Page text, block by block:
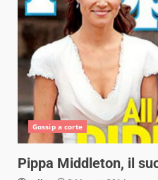
Gossip a corte
Pippa Middleton, il